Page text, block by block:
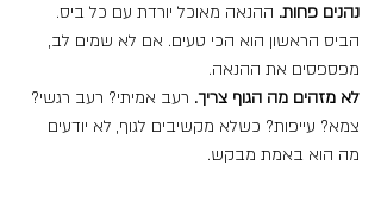
נהנים פחות. ההנאה מאוכל יורדת עם כל ביס.
הביס הראשון הוא הכי טעים. אם לא שמים לב,
מפספסים את ההנאה.
לא מזהים מה הגוף צריך. רעב אמיתי? רעב רגשי?
צמא? עייפות? כשלא מקשיבים לגוף, לא יודעים
מה הוא באמת מבקש.